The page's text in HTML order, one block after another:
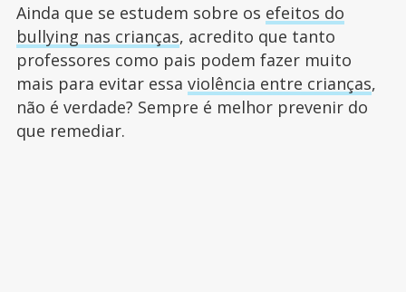
Ainda que se estudem sobre os efeitos do
bullying nas crianças, acredito que tanto
professores como pais podem fazer muito
mais para evitar essa violência entre crianças,
não é verdade? Sempre é melhor prevenir do
que remediar.